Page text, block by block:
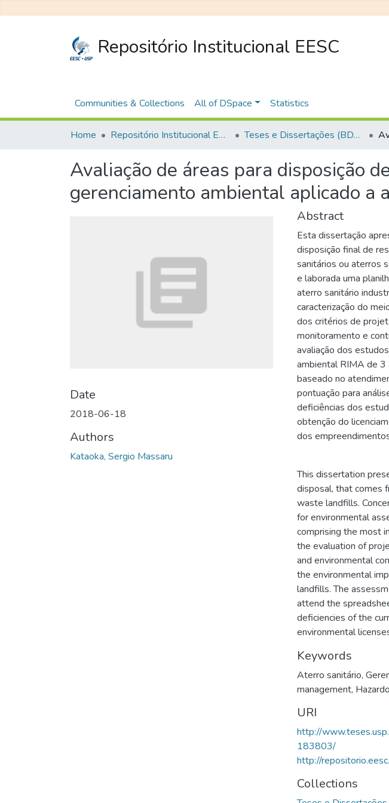
Repositório Institucional EESC
Communities & Collections All of DSpace Statistics
Home Repositório Institucional EESC Teses e Dissertações (BDTD USP)
Avaliação de áreas para disposição
gerenciamento ambiental aplicado a
Date
2018-06-18
Authors
Kataoka, Sergio Massaru
Abstract
Esta dissertação
disposição final de
sanitários ou aterros
e laborada uma
aterro sanitário
caracterização do
dos critérios de
monitoramento e
avaliação dos
ambiental RIMA de 3
baseado no
pontuação para
deficiências dos
obtenção do
dos
This dissertation
disposal, that comes
waste landfills.
for environmental
comprising the most
the evaluation of
and environmental
the environmental
landfills. The
attend the
deficiencies of the
environmental
Keywords
Aterro sanitário,
management,
URI
http://
183803/
http://
Collections